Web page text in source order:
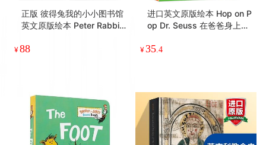
正版 彼得兔我的小小图书馆
英文原版绘本 Peter Rabbit
进口启蒙认知纸板书 单词数
¥88
进口英文原版绘本 Hop on P
op Dr. Seuss 在爸爸身上蹦
启蒙低幼适龄版图画书籍畅
¥35 .4